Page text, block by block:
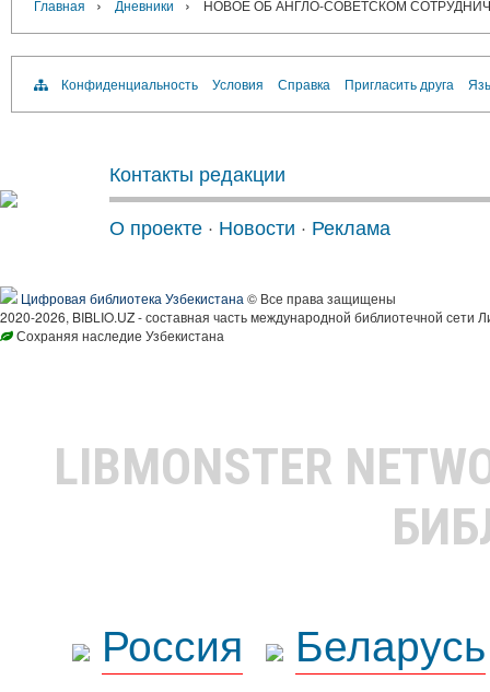
Главная › Дневники › НОВОЕ ОБ АНГЛО-СОВЕТСКОМ
Конфиденциальность Условия Справка Пригласить друга
Контакты редакции
О проекте · Новости · Реклама
Цифровая библиотека Узбекистана © Все права защищены
2020-2026, BIBLIO.UZ - составная часть международной библиотечной сети
Сохраняя наследие Узбекистана
LIBMONSTER
Россия
Беларусь